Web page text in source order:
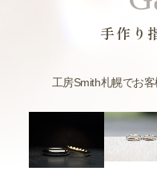
手作り
工房Smith札幌でお